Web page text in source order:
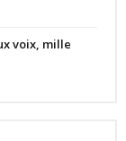
voix, mille